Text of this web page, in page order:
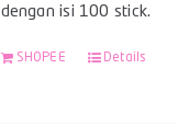
dengan isi 100 stick.
SHOPEE Details